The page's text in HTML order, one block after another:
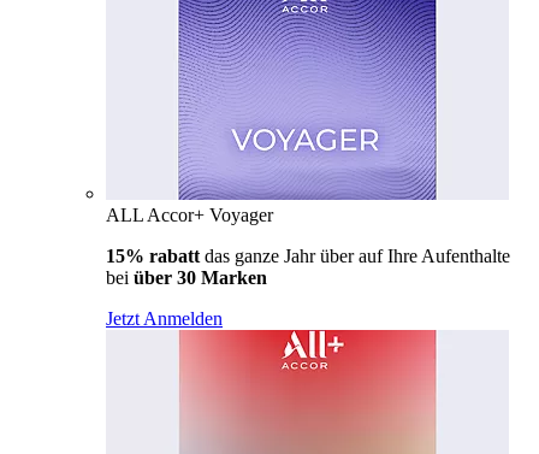
ALL Accor+ Voyager
15% rabatt das ganze Jahr über auf Ihre Aufenthalte
bei über 30 Marken
Jetzt Anmelden